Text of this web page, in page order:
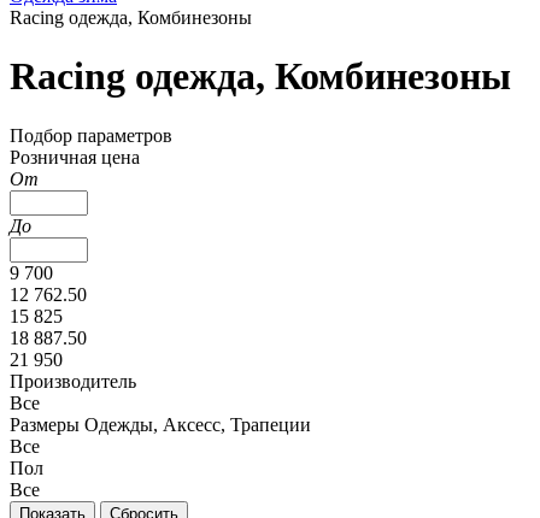
Racing одежда, Комбинезоны
Racing одежда, Комбинезоны
Подбор параметров
Розничная цена
От
До
9 700
12 762.50
15 825
18 887.50
21 950
Производитель
Все
Размеры Одежды, Аксесс, Трапеции
Все
Пол
Все